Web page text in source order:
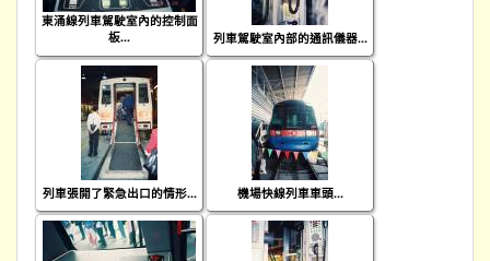
東涌線列車駕駛室內的控制面
板...
列車駕駛室內部的通訊儀器...
列車張開了緊急出口的情形... 機場快線列車車頭...